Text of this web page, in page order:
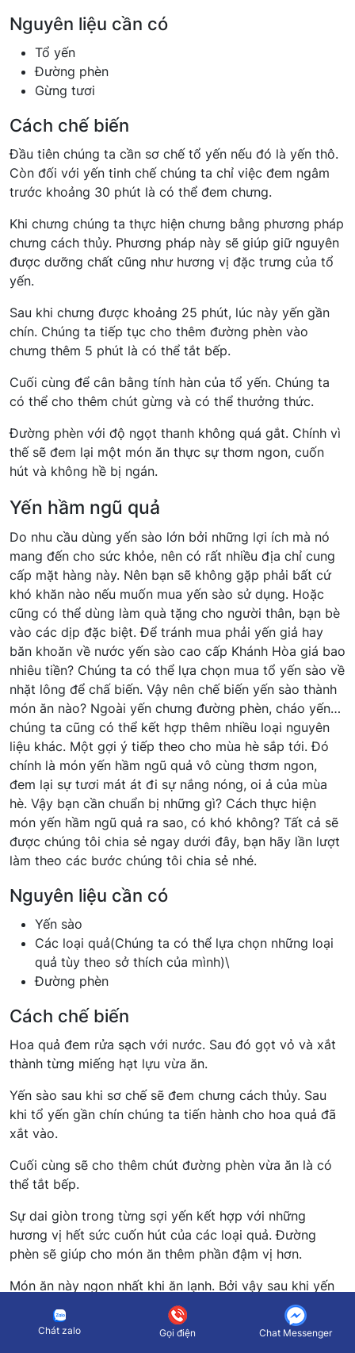
Nguyên liệu cần có
Tổ yến
Đường phèn
Gừng tươi
Cách chế biến
Đầu tiên chúng ta cần sơ chế tổ yến nếu đó là yến thô.
Còn đối với yến tinh chế chúng ta chỉ việc đem ngâm
trước khoảng 30 phút là có thể đem chưng.
Khi chưng chúng ta thực hiện chưng bằng phương pháp
chưng cách thủy. Phương pháp này sẽ giúp giữ nguyên
được dưỡng chất cũng như hương vị đặc trưng của tổ
yến.
Sau khi chưng được khoảng 25 phút, lúc này yến gần
chín. Chúng ta tiếp tục cho thêm đường phèn vào
chưng thêm 5 phút là có thể tắt bếp.
Cuối cùng để cân bằng tính hàn của tổ yến. Chúng ta
có thể cho thêm chút gừng và có thể thưởng thức.
Đường phèn với độ ngọt thanh không quá gắt. Chính vì
thế sẽ đem lại một món ăn thực sự thơm ngon, cuốn
hút và không hề bị ngán.
Yến hầm ngũ quả
Do nhu cầu dùng yến sào lớn bởi những lợi ích mà nó
mang đến cho sức khỏe, nên có rất nhiều địa chỉ cung
cấp mặt hàng này. Nên bạn sẽ không gặp phải bất cứ
khó khăn nào nếu muốn mua yến sào sử dụng. Hoặc
cũng có thể dùng làm quà tặng cho người thân, bạn bè
vào các dịp đặc biệt. Để tránh mua phải yến giả hay
băn khoăn về nước yến sào cao cấp Khánh Hòa giá bao
nhiêu tiền? Chúng ta có thể lựa chọn mua tổ yến sào về
nhặt lông để chấ biến. Vậy nên chế biến yến sào thành
món ăn nào? Ngoài yến chưng đường phèn, cháo yến…
chúng ta cũng có thể kết hợp thêm nhiều loại nguyên
liệu khác. Một gợi ý tiếp theo cho mùa hè sắp tới. Đó
chính là món yến hầm ngũ quả vô cùng thơm ngon,
đem lại sự tươi mát át đi sự nắng nóng, oi ả của mùa
hè. Vậy bạn cần chuẩn bị những gì? Cách thực hiện
món yến hầm ngũ quả ra sao, có khó không? Tất cả sẽ
được chúng tôi chia sẻ ngay dưới đây, bạn hãy lần lượt
làm theo các bước chúng tôi chia sẻ nhé.
Nguyên liệu cần có
Yến sào
Các loại quả(Chúng ta có thể lựa chọn những loại
quả tùy theo sở thích của mình)\
Đường phèn
Cách chế biến
Hoa quả đem rửa sạch với nước. Sau đó gọt vỏ và xắt
thành từng miếng hạt lựu vừa ăn.
Yến sào sau khi sơ chế sẽ đem chưng cách thủy. Sau
khi tổ yến gần chín chúng ta tiến hành cho hoa quả đã
xắt vào.
Cuối cùng sẽ cho thêm chút đường phèn vừa ăn là có
thể tắt bếp.
Sự dai giòn trong từng sợi yến kết hợp với những
hương vị hết sức cuốn hút của các loại quả. Đường
phèn sẽ giúp cho món ăn thêm phần đậm vị hơn.
Món ăn này ngon nhất khi ăn lạnh. Bởi vậy sau khi yến
nguội bạn có thể đem để ngăn mát cho lạnh rồi thưởng
thức.Chát zalo Gọi điện Chat Messenger